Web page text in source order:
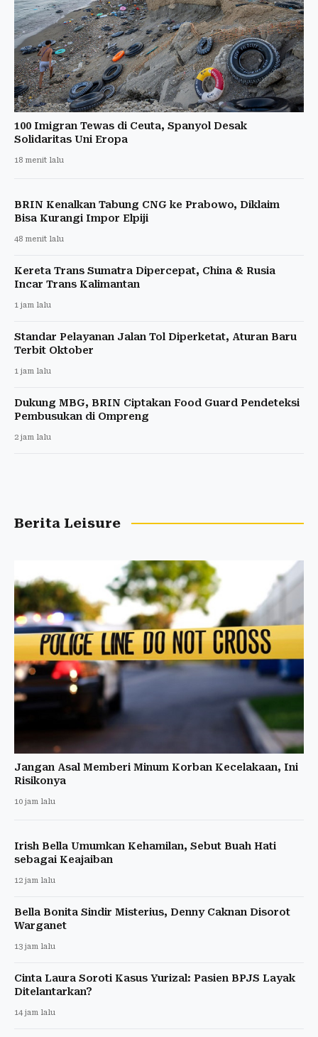
100 Imigran Tewas di Ceuta, Spanyol Desak
Solidaritas Uni Eropa
18 menit lalu
BRIN Kenalkan Tabung CNG ke Prabowo, Diklaim
Bisa Kurangi Impor Elpiji
48 menit lalu
Kereta Trans Sumatra Dipercepat, China & Rusia
Incar Trans Kalimantan
1 jam lalu
Standar Pelayanan Jalan Tol Diperketat, Aturan Baru
Terbit Oktober
1 jam lalu
Dukung MBG, BRIN Ciptakan Food Guard Pendeteksi
Pembusukan di Ompreng
2 jam lalu
Berita Leisure
Jangan Asal Memberi Minum Korban Kecelakaan, Ini
Risikonya
10 jam lalu
Irish Bella Umumkan Kehamilan, Sebut Buah Hati
sebagai Keajaiban
12 jam lalu
Bella Bonita Sindir Misterius, Denny Caknan Disorot
Warganet
13 jam lalu
Cinta Laura Soroti Kasus Yurizal: Pasien BPJS Layak
Ditelantarkan?
14 jam lalu